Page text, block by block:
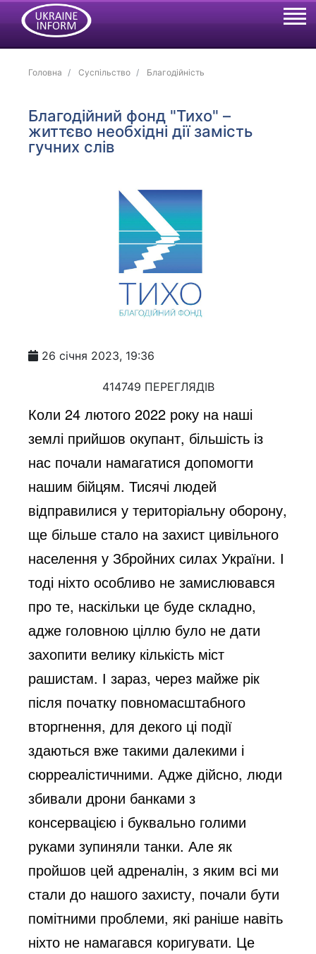
Головна Суспільство Благодійність
Благодійний фонд "Тихо" –
життєво необхідні дії замість
гучних слів
26 січня 2023, 19:36
414749 ПЕРЕГЛЯДІВ
Коли 24 лютого 2022 року на наші
землі прийшов окупант, більшість із
нас почали намагатися допомогти
нашим бійцям. Тисячі людей
відправилися у територіальну оборону,
ще більше стало на захист цивільного
населення у Збройних силах України. І
тоді ніхто особливо не замислювався
про те, наскільки це буде складно,
адже головною ціллю було не дати
захопити велику кількість міст
рашистам. І зараз, через майже рік
після початку повномасштабного
вторгнення, для декого ці події
здаються вже такими далекими і
сюрреалістичними. Адже дійсно, люди
збивали дрони банками з
консервацією і буквально голими
руками зупиняли танки. Але як
пройшов цей адреналін, з яким всі ми
стали до нашого захисту, почали бути
помітними проблеми, які раніше навіть
ніхто не намагався коригувати. Це